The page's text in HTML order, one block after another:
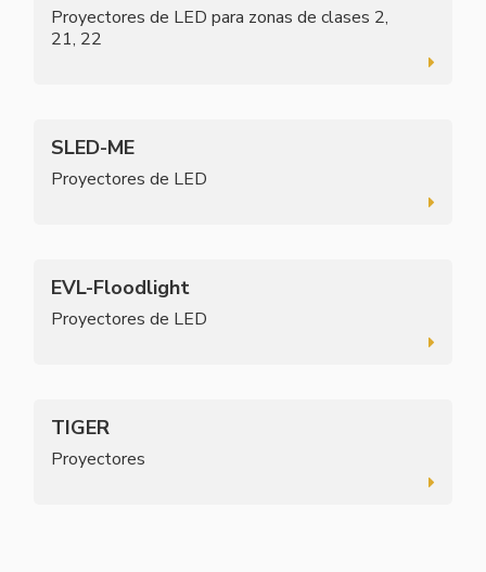
Proyectores de LED para zonas de clases 2,
21, 22
SLED-ME
Proyectores de LED
EVL-Floodlight
Proyectores de LED
TIGER
Proyectores